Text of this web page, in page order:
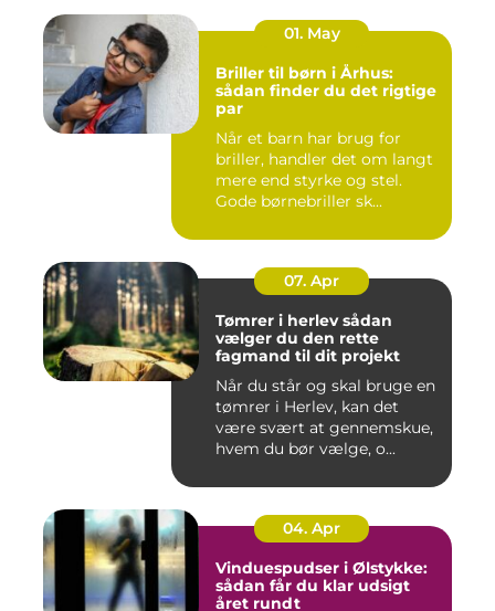
01. May
Briller til børn i Århus:
sådan finder du det rigtige
par
Når et barn har brug for
briller, handler det om langt
mere end styrke og stel.
Gode børnebriller sk...
07. Apr
Tømrer i herlev sådan
vælger du den rette
fagmand til dit projekt
Når du står og skal bruge en
tømrer i Herlev, kan det
være svært at gennemskue,
hvem du bør vælge, o...
04. Apr
Vinduespudser i Ølstykke:
sådan får du klar udsigt
året rundt